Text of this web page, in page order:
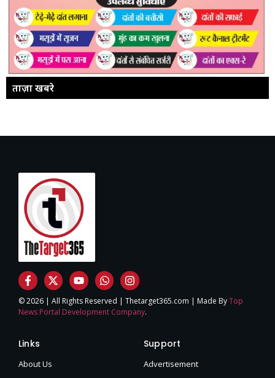
ताज़ा खबरे
© 2026 | All Rights Reserved | Thetarget365.com | Made ByTop
News Portal Development Company.
Links
About Us
Support
Advertisement